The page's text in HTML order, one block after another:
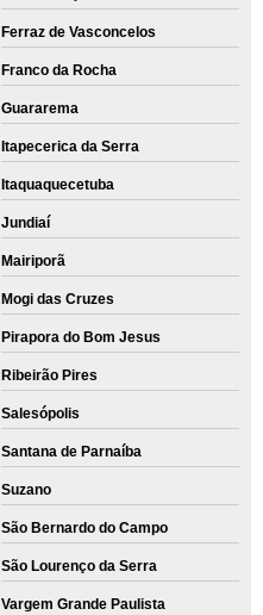
Ferraz de Vasconcelos
Franco da Rocha
Guararema
Itapecerica da Serra
Itaquaquecetuba
Jundiaí
Mairiporã
Mogi das Cruzes
Pirapora do Bom Jesus
Ribeirão Pires
Salesópolis
Santana de Parnaíba
Suzano
São Bernardo do Campo
São Lourenço da Serra
Vargem Grande Paulista